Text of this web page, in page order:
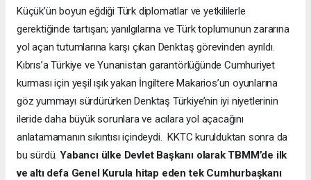
Küçük’ün boyun eğdiği Türk diplomatlar ve yetkililerle
gerektiğinde tartışan; yanılgılarına ve Türk toplumunun zararına
yol açan tutumlarına karşı çıkan Denktaş görevinden ayrıldı.
Kıbrıs’a Türkiye ve Yunanistan garantörlüğünde Cumhuriyet
kurması için yeşil ışık yakan İngiltere Makarios’un oyunlarına
göz yummayı sürdürürken Denktaş Türkiye’nin iyi niyetlerinin
ileride daha büyük sorunlara ve acılara yol açacağını
anlatamamanın sıkıntısı içindeydi. KKTC kurulduktan sonra da
bu sürdü.Yabancı ülke Devlet Başkanı olarak TBMM’de ilk
ve altı defa Genel Kurula hitap eden tek Cumhurbaşkanı